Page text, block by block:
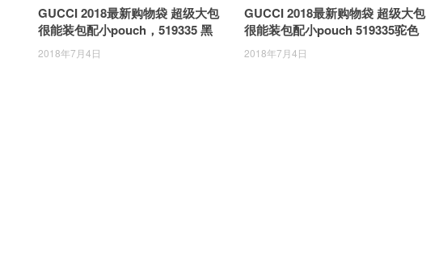
GUCCI 2018最新购物袋 超级大包
很能装包配小pouch，519335 黑
色双G图案，复古韵味 41×43×5.5c
2018年7月4日
GUCCI 2018最新购物袋 超级大包
很能装包配小pouch 519335驼色
搭配红绿条 复古韵味 41×43×5.5c
2018年7月4日